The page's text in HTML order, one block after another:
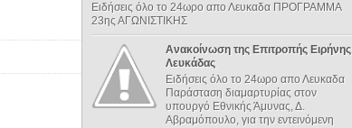
Ειδήσεις όλο το 24ωρο απο Λευκαδα ΠΡΟΓΡΑΜΜΑ
23ης ΑΓΩΝΙΣΤΙΚΗΣ
Ανακοίνωση της Επιτροπής Ειρήνης
Λευκάδας
Ειδήσεις όλο το 24ωρο απο Λευκαδα
Παράσταση διαμαρτυρίας στον
υπουργό Εθνικής Άμυνας, Δ.
Αβραμόπουλο, για την εντεινόμενη